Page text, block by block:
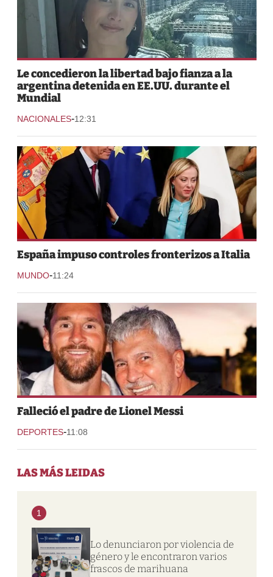
Le concedieron la libertad bajo fianza a la
argentina detenida en EE.UU. durante el
Mundial
NACIONALES-12:31
España impuso controles fronterizos a Italia
MUNDO-11:24
Falleció el padre de Lionel Messi
DEPORTES-11:08
LAS MÁS LEIDAS
1
Lo denunciaron por violencia de
género y le encontraron varios
frascos de marihuana